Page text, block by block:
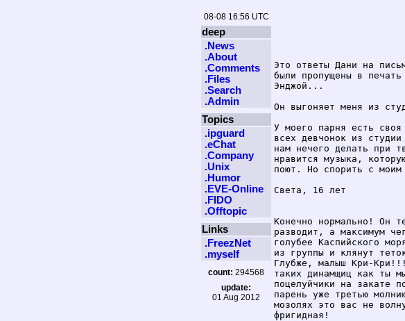
08-08 16:56 UTC
deep
.News
.About
.Comments
.Files
.Search
.Admin
Topics
.ipguard
.eChat
.Company
.Unix
.Humor
.EVE-Online
.FIDO
.Offtopic
Links
.FreezNet
.myself
count: 294568
update:
01 Aug 2012
Это ответы Дани на
были пропущены в
Энджой...
Он выгоняет меня из
У моего парня есть
всех девчонок из
нам нечего делать при
нравится музыка,
поют. Но спорить с моим
Света, 16 лет
Конечно нормально! Он
разводит, а максимум
голубее Каспийского
из группы и клянут
Глубже, малыш Кри-
таких динамщиц как ты
поцелуйчики на закате
парень уже третью
мозолях это вас не
фригидная!